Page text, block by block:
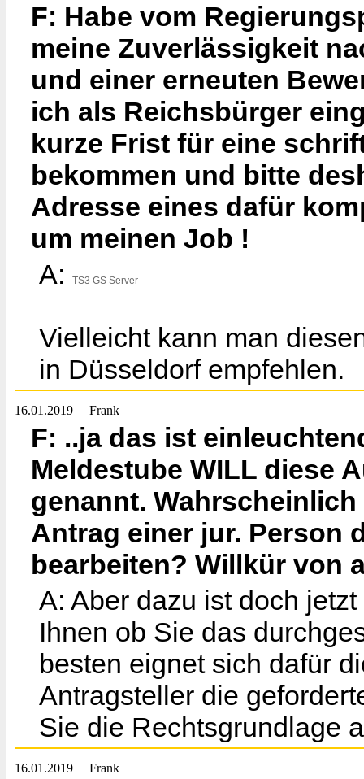
F: Habe vom
meine Zuverlässigkeit
und einer erneuten
ich als Reichsbürger
kurze Frist für eine
bekommen und bitte
Adresse eines dafür
um meinen Job !
A:
TS3 GS Server
Vielleicht kann man
in Düsseldorf empfehlen.
16.01.2019 Frank
F: ..ja das ist
Meldestube WILL diese
genannt.
Antrag einer jur. Person
bearbeiten? Willkür von
A: Aber dazu ist doch
Ihnen ob Sie das
besten eignet sich dafür
Antragsteller die
Sie die Rechtsgrundlage
16.01.2019 Frank